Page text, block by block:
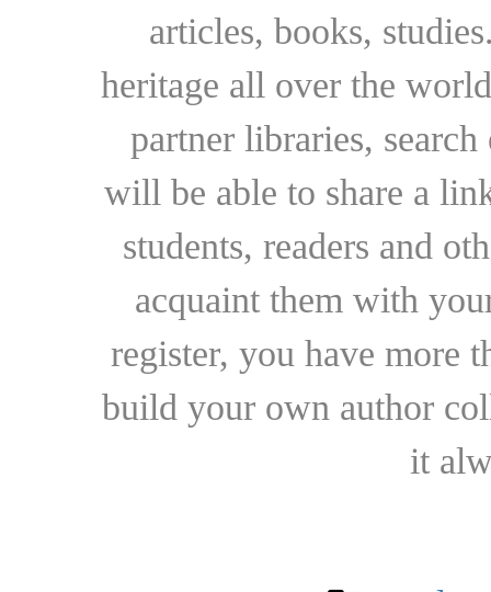
articles, books,
heritage all over the
partner libraries,
will be able to share a
students, readers and
acquaint them with
register, you have more
build your own author
it